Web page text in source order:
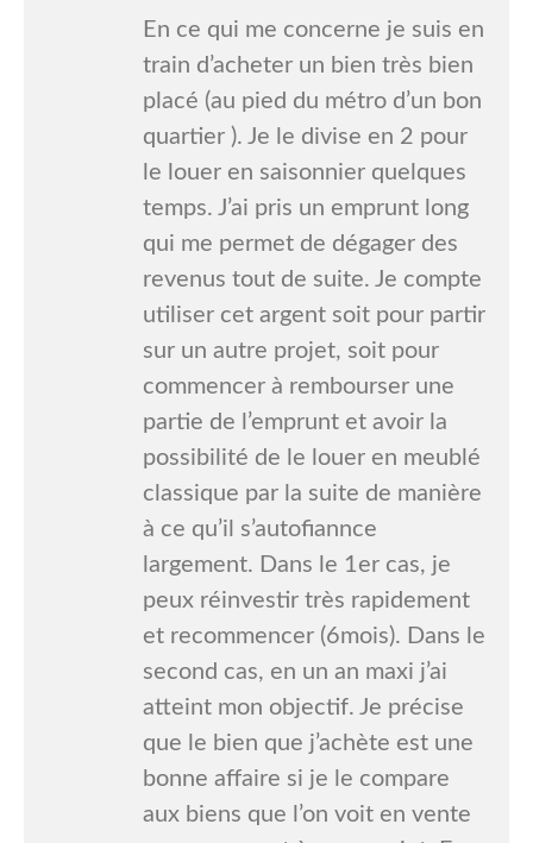
En ce qui me concerne je suis en
train d’acheter un bien très bien
placé (au pied du métro d’un bon
quartier ). Je le divise en 2 pour
le louer en saisonnier quelques
temps. J’ai pris un emprunt long
qui me permet de dégager des
revenus tout de suite. Je compte
utiliser cet argent soit pour partir
sur un autre projet, soit pour
commencer à rembourser une
partie de l’emprunt et avoir la
possibilité de le louer en meublé
classique par la suite de manière
à ce qu’il s’autofiannce
largement. Dans le 1er cas, je
peux réinvestir très rapidement
et recommencer (6mois). Dans le
second cas, en un an maxi j’ai
atteint mon objectif. Je précise
que le bien que j’achète est une
bonne affaire si je le compare
aux biens que l’on voit en vente